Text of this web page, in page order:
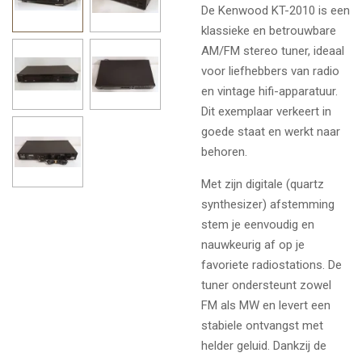
De Kenwood KT-2010 is een
klassieke en betrouwbare
AM/FM stereo tuner, ideaal
voor liefhebbers van radio
en vintage hifi-apparatuur.
Dit exemplaar verkeert in
goede staat en werkt naar
behoren.
Met zijn digitale (quartz
synthesizer) afstemming
stem je eenvoudig en
nauwkeurig af op je
favoriete radiostations. De
tuner ondersteunt zowel
FM als MW en levert een
stabiele ontvangst met
helder geluid. Dankzij de